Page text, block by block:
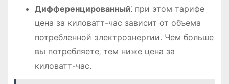
Дифференцированный⁚ при этом тарифе
цена за киловатт-час зависит от объема
потребленной электроэнергии. Чем больше
вы потребляете‚ тем ниже цена за
киловатт-час.